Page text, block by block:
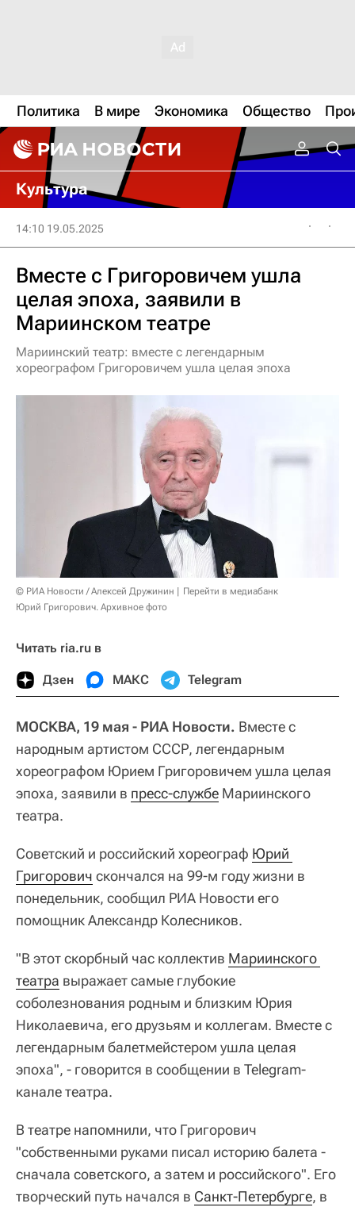
Политика В мире Экономика Общество
Культура
14:10 19.05.2025
Вместе с Григоровичем ушла
целая эпоха, заявили в
Мариинском театре
Мариинский театр: вместе с легендарным
хореографом Григоровичем ушла целая эпоха
© РИА Новости / Алексей Дружинин
Перейти в медиабанк
Юрий Григорович. Архивное фото
Читать ria.ru в
Дзен МАКС Telegram
МОСКВА, 19 мая - РИА Новости. Вместе с
народным артистом СССР, легендарным
хореографом Юрием Григоровичем ушла целая
эпоха, заявили в пресс-службе Мариинского
театра.
Советский и российский хореограф Юрий
Григорович скончался на 99-м году жизни в
понедельник, сообщил РИА Новости его
помощник Александр Колесников.
"В этот скорбный час коллектив Мариинского
театра выражает самые глубокие
соболезнования родным и близким Юрия
Николаевича, его друзьям и коллегам. Вместе с
легендарным балетмейстером ушла целая
эпоха", - говорится в сообщении в Telegram-
канале театра.
В театре напомнили, что Григорович
"собственными руками писал историю балета -
сначала советского, а затем и российского". Его
творческий путь начался в Санкт-Петербурге, в